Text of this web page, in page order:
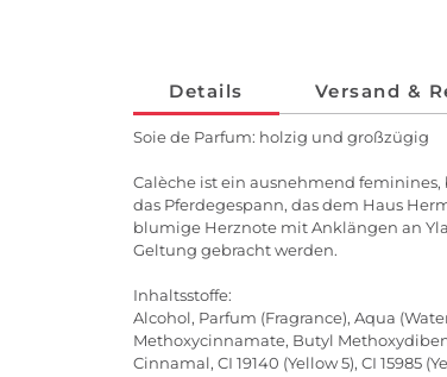
Details Versand &
Soie de Parfum: holzig und großzügig
Calèche ist ein ausnehmend
das Pferdegespann, das dem Haus
blumige Herznote mit Anklängen an
Geltung gebracht werden.
Inhaltsstoffe:
Alcohol, Parfum (Fragrance), Aqua
Methoxycinnamate, Butyl
Cinnamal, CI 19140 (Yellow 5), CI 15985